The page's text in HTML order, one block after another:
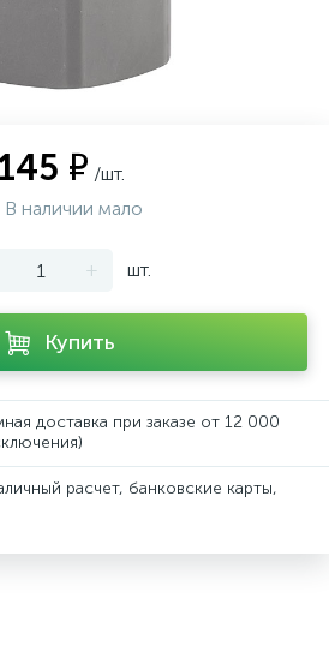
₽ /шт.
В наличии мало
+ шт.
Купить
доставка при заказе от 12 000
расчет, банковские карты,